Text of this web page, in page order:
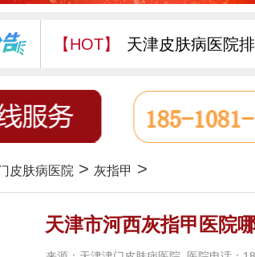
【HOT】 天津皮肤病医院
天津津门皮肤病
皮肤病医院 > 灰指甲 >
天津市河西灰指甲医院